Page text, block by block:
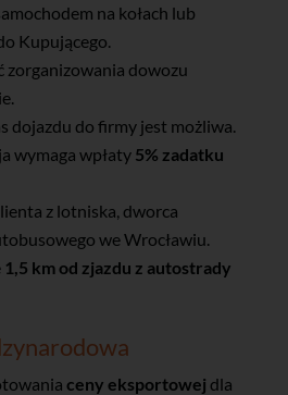
na kołach lub
Kupującego.
zorganizowania dowozu
dojazdu do firmy jest możliwa.
wymaga wpłaty 5% zadatku
z lotniska, dworca
we Wrocławiu.
1,5 km od zjazdu z autostrady
ceny eksportowej dla